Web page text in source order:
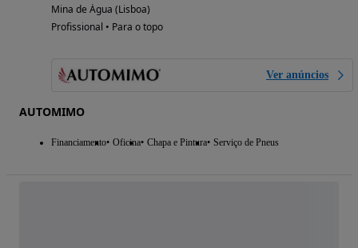
Mina de Água (Lisboa)
Profissional • Para o topo
Ver anúncios
AUTOMIMO
Financiamento Oficina Chapa e Pintura Serviço de Pneus